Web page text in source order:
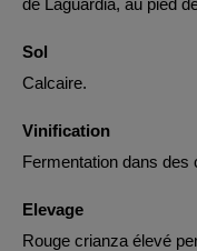
de Laguardia, au pied
Sol
Calcaire.
Vinification
Fermentation dans des
Elevage
Rouge crianza élevé